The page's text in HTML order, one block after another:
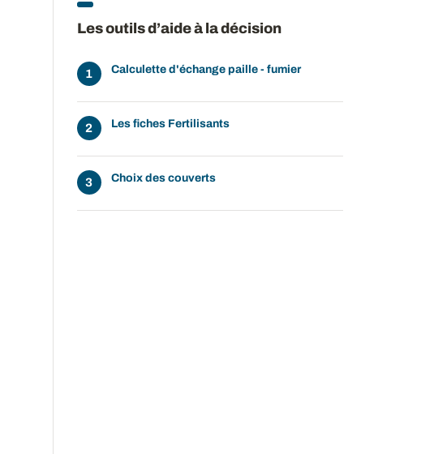
Les outils d’aide à la décision
Calculette d'échange paille - fumier
Les fiches Fertilisants
Choix des couverts